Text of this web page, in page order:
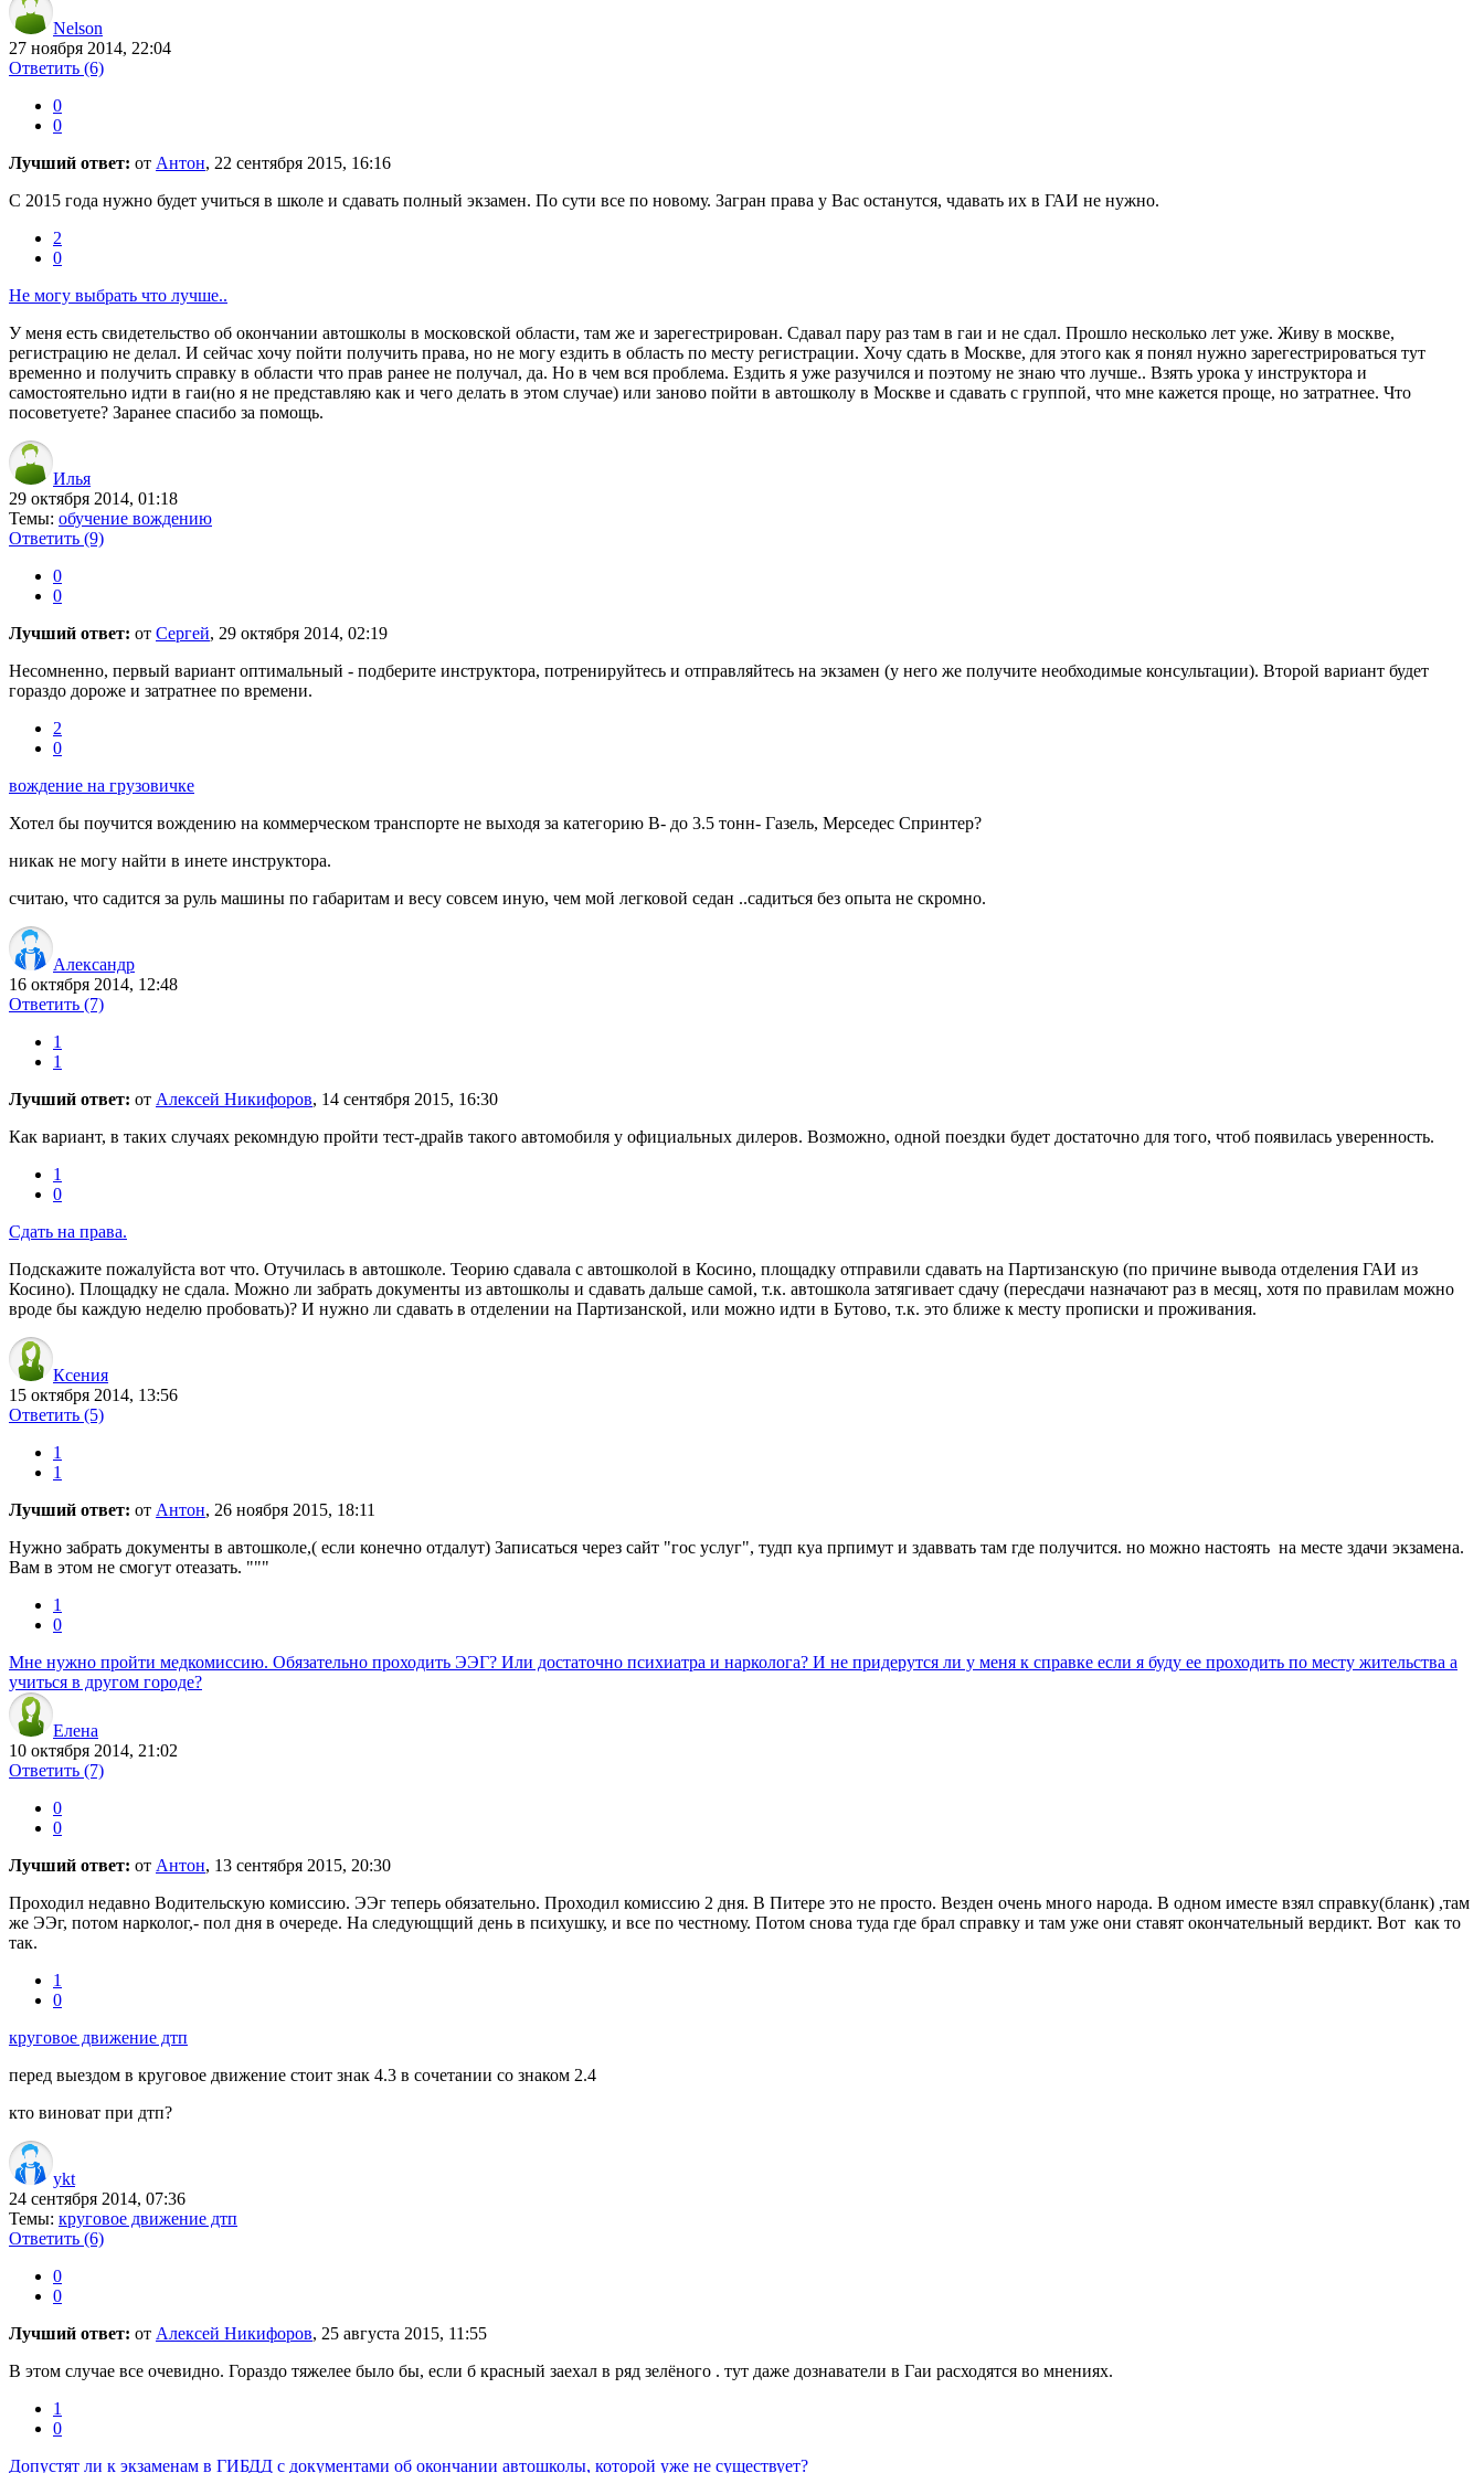
Nelson
27 ноября 2014, 22:04
Ответить (6)
0
0
Лучший ответ: от Антон, 22 сентября 2015, 16:16
С 2015 года нужно будет учиться в школе и сдавать полный экзамен. По сути все по новому. Загран права у Вас останутся, чдавать их в ГАИ не нужно.
2
0
Не могу выбрать что лучше..
У меня есть свидетельство об окончании автошколы в московской области, там же и зарегестрирован. Сдавал пару раз там в гаи и не сдал. Прошло несколько лет уже. Живу в москве,
регистрацию не делал. И сейчас хочу пойти получить права, но не могу ездить в область по месту регистрации. Хочу сдать в Москве, для этого как я понял нужно зарегестрироваться тут
временно и получить справку в области что прав ранее не получал, да. Но в чем вся проблема. Ездить я уже разучился и поэтому не знаю что лучше.. Взять урока у инструктора и
самостоятельно идти в гаи(но я не представляю как и чего делать в этом случае) или заново пойти в автошколу в Москве и сдавать с группой, что мне кажется проще, но затратнее. Что
посоветуете? Заранее спасибо за помощь.
Илья
29 октября 2014, 01:18
Темы: обучение вождению
Ответить (9)
0
0
Лучший ответ: от Сергей, 29 октября 2014, 02:19
Несомненно, первый вариант оптимальный - подберите инструктора, потренируйтесь и отправляйтесь на экзамен (у него же получите необходимые консультации). Второй вариант будет
гораздо дороже и затратнее по времени.
2
0
вождение на грузовичке
Хотел бы поучится вождению на коммерческом транспорте не выходя за категорию В- до 3.5 тонн- Газель, Мерседес Спринтер?
никак не могу найти в инете инструктора.
считаю, что садится за руль машины по габаритам и весу совсем иную, чем мой легковой седан ..садиться без опыта не скромно.
Александр
16 октября 2014, 12:48
Ответить (7)
1
1
Лучший ответ: от Алексей Никифоров, 14 сентября 2015, 16:30
Как вариант, в таких случаях рекомндую пройти тест-драйв такого автомобиля у официальных дилеров. Возможно, одной поездки будет достаточно для того, чтоб появилась уверенность.
1
0
Сдать на права.
Подскажите пожалуйста вот что. Отучилась в автошколе. Теорию сдавала с автошколой в Косино, площадку отправили сдавать на Партизанскую (по причине вывода отделения ГАИ из
Косино). Площадку не сдала. Можно ли забрать документы из автошколы и сдавать дальше самой, т.к. автошкола затягивает сдачу (пересдачи назначают раз в месяц, хотя по правилам можно
вроде бы каждую неделю пробовать)? И нужно ли сдавать в отделении на Партизанской, или можно идти в Бутово, т.к. это ближе к месту прописки и проживания.
Ксения
15 октября 2014, 13:56
Ответить (5)
1
1
Лучший ответ: от Антон, 26 ноября 2015, 18:11
Нужно забрать документы в автошколе,( если конечно отдалут) Записаться через сайт "гос услуг", тудп куа прпимут и здаввать там где получится. но можно настоять на месте здачи экзамена.
Вам в этом не смогут отеазать. """
1
0
Мне нужно пройти медкомиссию. Обязательно проходить ЭЭГ? Или достаточно психиатра и нарколога? И не придерутся ли у меня к справке если я буду ее проходить по месту жительства а
учиться в другом городе?
Елена
10 октября 2014, 21:02
Ответить (7)
0
0
Лучший ответ: от Антон, 13 сентября 2015, 20:30
Проходил недавно Водительскую комиссию. ЭЭг теперь обязательно. Проходил комиссию 2 дня. В Питере это не просто. Везден очень много народа. В одном иместе взял справку(бланк) ,там
же ЭЭг, потом нарколог,- пол дня в очереде. На следующщий день в психушку, и все по честному. Потом снова туда где брал справку и там уже они ставят окончательный вердикт. Вот как то
так.
1
0
круговое движение дтп
перед выездом в круговое движение стоит знак 4.3 в сочетании со знаком 2.4
кто виноват при дтп?
ykt
24 сентября 2014, 07:36
Темы: круговое движение дтп
Ответить (6)
0
0
Лучший ответ: от Алексей Никифоров, 25 августа 2015, 11:55
В этом случае все очевидно. Гораздо тяжелее было бы, если б красный заехал в ряд зелёного . тут даже дознаватели в Гаи расходятся во мнениях.
1
0
Допустят ли к экзаменам в ГИБДД с документами об окончании автошколы, которой уже не существует?